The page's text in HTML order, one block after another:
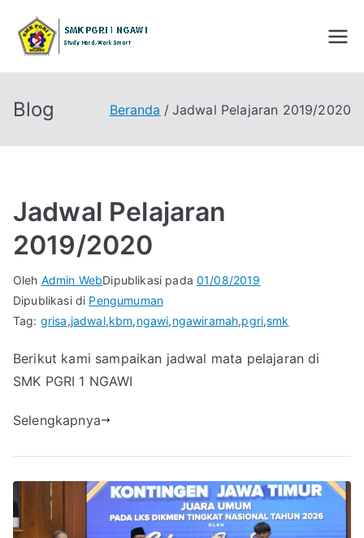
konten
SMK PGRI 1
NGAWI
STUDY HARD WORK SMART
Blog Beranda Jadwal Pelajaran 2019/2020
Jadwal Pelajaran
2019/2020
Oleh Admin WebDipublikasi pada 01/08/2019
Dipublikasi di Pengumuman
Tag: grisa,jadwal,kbm,ngawi,ngawiramah,pgri,smk
Berikut kami sampaikan jadwal mata pelajaran di
SMK PGRI 1 NGAWI
Selengkapnya